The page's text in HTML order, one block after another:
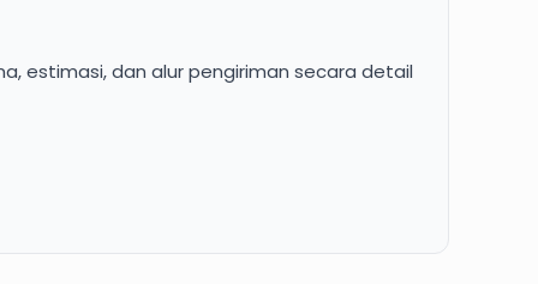
estimasi, dan alur pengiriman secara detail